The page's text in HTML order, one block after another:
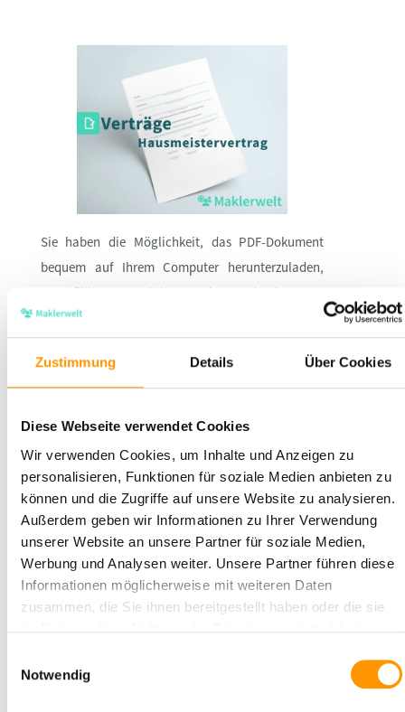
Zustimmung Details Über Cookies
Diese Webseite verwendet Cookies
Wir verwenden Cookies, um Inhalte und Anzeigen zu
personalisieren, Funktionen für soziale Medien anbieten zu
können und die Zugriffe auf unsere Website zu analysieren.
Außerdem geben wir Informationen zu Ihrer Verwendung
unserer Website an unsere Partner für soziale Medien,
Werbung und Analysen weiter. Unsere Partner führen diese
Informationen möglicherweise mit weiteren Daten
zusammen, die Sie ihnen bereitgestellt haben oder die sie
Notwendig
Sie haben die Möglichkeit, das PDF-Dokument
bequem auf Ihrem Computer herunterzuladen,
auszufüllen, zu speichern und auszudrucken. Das
Dokument steht Ihnen in Ihrem Mitgliederbereich
zur Verfügung. Dadurch können Sie den
kompletten Prozess der Bearbeitung und
Verwendung des Formulars direkt auf Ihrem
Rechner durchführen, ohne zusätzliche Wege oder
Dokumentformat: